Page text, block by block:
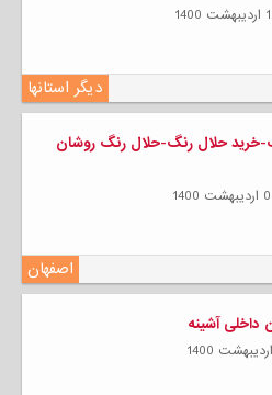
دیگر استانها
خرید حلال رنگ-حلال رنگ روشان
اصفهان
داخلی آشینه